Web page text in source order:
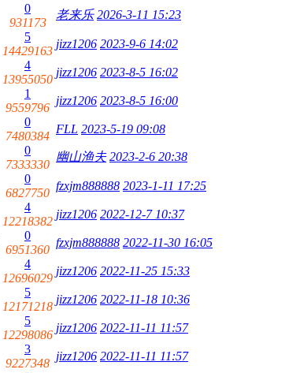
0
931173
老来乐 2026-3-11 15:23
5
14429163
jizz1206 2023-9-6 14:02
4
13955050
jizz1206 2023-8-5 16:02
1
9559796
jizz1206 2023-8-5 16:00
0
7480384
FLL 2023-5-19 09:08
0
7333330
幽山渔夫 2023-2-6 20:38
0
6827750
fzxjm888888 2023-1-11 17:25
4
12218382
jizz1206 2022-12-7 10:37
0
6951360
fzxjm888888 2022-11-30 16:05
4
12696029
jizz1206 2022-11-25 15:33
5
12171218
jizz1206 2022-11-18 10:36
5
12298086
jizz1206 2022-11-11 11:57
3
9227348
jizz1206 2022-11-11 11:57